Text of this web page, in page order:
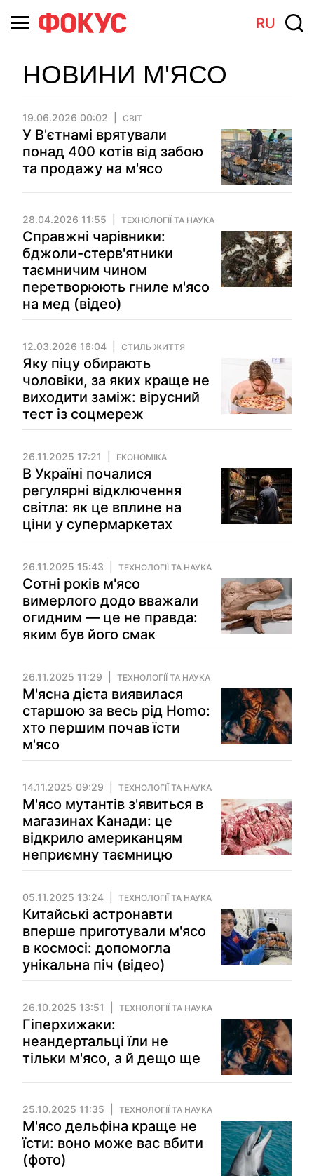
RU
НОВИНИ М'ЯСО
19.06.2026 00:02 СВІТ
У В'єтнамі врятували
понад 400 котів від забою
та продажу на м'ясо
28.04.2026 11:55 ТЕХНОЛОГІЇ ТА НАУКА
Справжні чарівники:
бджоли-стерв'ятники
таємничим чином
перетворюють гниле м'ясо
на мед (відео)
12.03.2026 16:04 СТИЛЬ ЖИТТЯ
Яку піцу обирають
чоловіки, за яких краще не
виходити заміж: вірусний
тест із соцмереж
26.11.2025 17:21 ЕКОНОМІКА
В Україні почалися
регулярні відключення
світла: як це вплине на
ціни у супермаркетах
26.11.2025 15:43 ТЕХНОЛОГІЇ ТА НАУКА
Сотні років м'ясо
вимерлого додо вважали
огидним — це не правда:
яким був його смак
26.11.2025 11:29 ТЕХНОЛОГІЇ ТА НАУКА
М'ясна дієта виявилася
старшою за весь рід Homo:
хто першим почав їсти
м'ясо
14.11.2025 09:29 ТЕХНОЛОГІЇ ТА НАУКА
М'ясо мутантів з'явиться в
магазинах Канади: це
відкрило американцям
неприємну таємницю
05.11.2025 13:24 ТЕХНОЛОГІЇ ТА НАУКА
Китайські астронавти
вперше приготували м'ясо
в космосі: допомогла
унікальна піч (відео)
26.10.2025 13:51 ТЕХНОЛОГІЇ ТА НАУКА
Гіперхижаки:
неандертальці їли не
тільки м'ясо, а й дещо ще
25.10.2025 11:35 ТЕХНОЛОГІЇ ТА НАУКА
М'ясо дельфіна краще не
їсти: воно може вас вбити
(фото)